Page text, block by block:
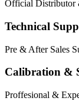
Official Distributor
Technical
Pre & After Sales
Calibration &
Proffesional &